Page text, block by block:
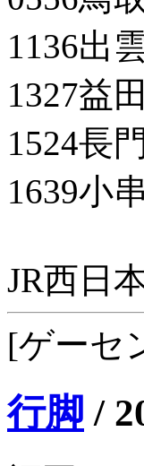
1136出
1327益
1524長
1639小
JR西日
[ゲーセ
行脚 /